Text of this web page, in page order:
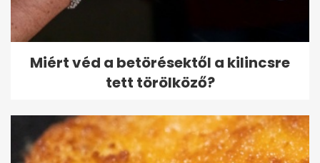
Miért véd a betörésektől a kilincsre
tett törölköző?